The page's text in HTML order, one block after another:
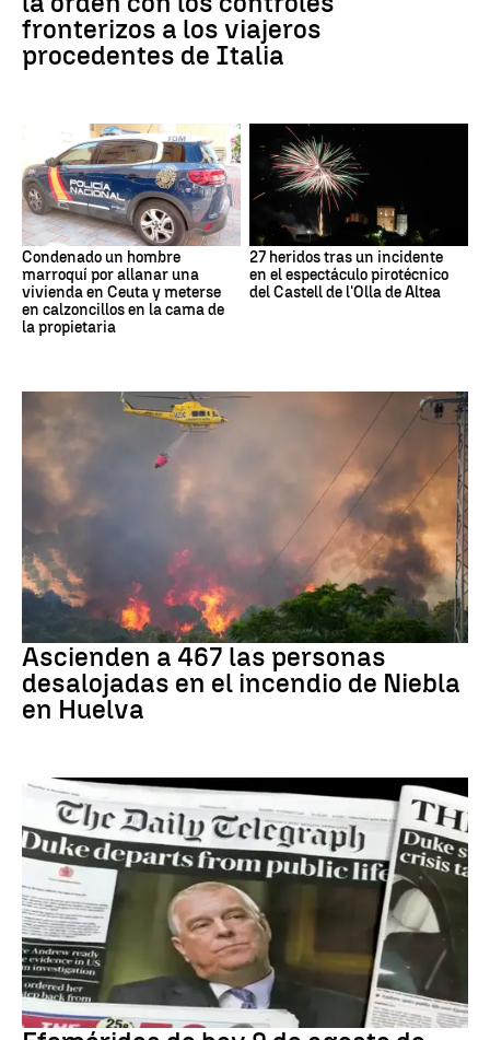
fronterizos a los viajeros
procedentes de Italia
Condenado un hombre
marroquí por allanar una
vivienda en Ceuta y meterse
en calzoncillos en la cama de
la propietaria
27 heridos tras un incidente
en el espectáculo pirotécnico
del Castell de l'Olla de Altea
Incendio
Ascienden a 467 las personas
desalojadas en el incendio de Niebla
en Huelva
Efemérides